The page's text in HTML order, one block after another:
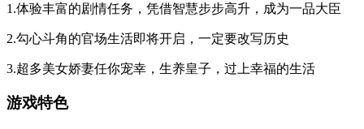
1.体验丰富的剧情任务，凭借智慧步步高升，成为一品大臣
2.勾心斗角的官场生活即将开启，一定要改写历史
3.超多美女娇妻任你宠幸，生养皇子，过上幸福的生活
游戏特色